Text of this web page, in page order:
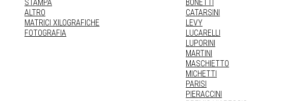
STAMPA
ALTRO
MATRICI XILOGRAFICHE
FOTOGRAFIA
BONETTI
CATARSINI
LEVY
LUCARELLI
LUPORINI
MARTINI
MASCHIETTO
MICHETTI
PARISI
PIERACCINI